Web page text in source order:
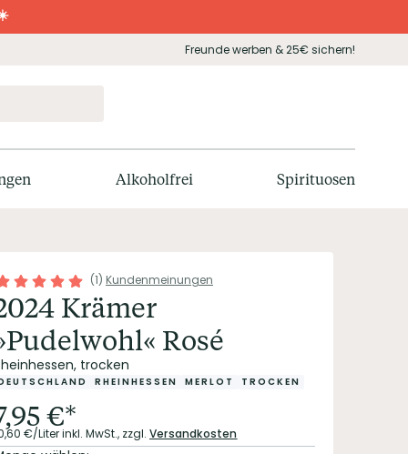
Freunde werben & 25€ sichern!
Alkoholfrei Spirituosen
(1) Kundenmeinungen
Krämer
Rosé
trocken
RHEINHESSEN MERLOT TROCKEN
€*
€/Literinkl. MwSt., zzgl. Versandkosten